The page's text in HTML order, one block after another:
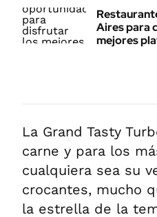
Aires para
mejores
La Grand Tasty
carne y para los
cualquiera sea su
crocantes, mucho
la estrella de la